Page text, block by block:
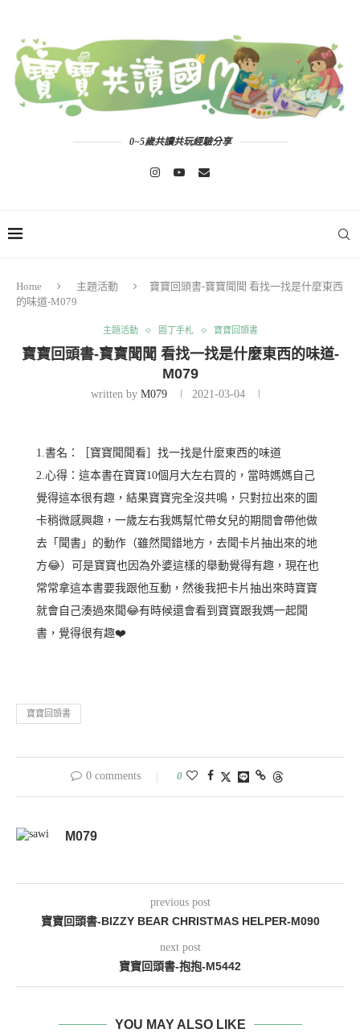
0~5歲共讀共玩經驗分享
Home 主題活動
寶寶回頭書-寶寶聞聞 看找一找是什麼東西
的味道-M079
主題活動 園丁手札 寶寶回頭書
寶寶回頭書-寶寶聞聞 看找一找是什麼東西的味道-
M079
written by M079 2021-03-04
1.書名：［寶寶聞聞看］找一找是什麼東西的味道
2.心得：這本書在寶寶10個月大左右買的，當時媽媽自己
覺得這本很有趣，結果寶寶完全沒共鳴，只對拉出來的圖
卡稍微感興趣，一歲左右我媽幫忙帶女兒的期間會帶他做
去「聞書」的動作（雖然聞錯地方，去聞卡片抽出來的地
方😂）可是寶寶也因為外婆這樣的舉動覺得有趣，現在也
常常拿這本書要我跟他互動，然後我把卡片抽出來時寶寶
就會自己湊過來聞😂有時候還會看到寶寶跟我媽一起聞
書，覺得很有趣❤️
寶寶回頭書
0 comments 0
M079
previous post
寶寶回頭書-BIZZY BEAR CHRISTMAS HELPER-M090
next post
寶寶回頭書-抱抱-M5442
YOU MAY ALSO LIKE